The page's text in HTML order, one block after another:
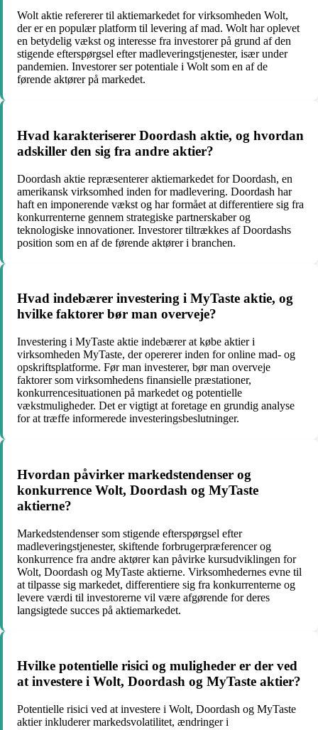
Wolt aktie refererer til aktiemarkedet for virksomheden Wolt,
der er en populær platform til levering af mad. Wolt har oplevet
en betydelig vækst og interesse fra investorer på grund af den
stigende efterspørgsel efter madleveringstjenester, især under
pandemien. Investorer ser potentiale i Wolt som en af de
førende aktører på markedet.
Hvad karakteriserer Doordash aktie, og hvordan
adskiller den sig fra andre aktier?
Doordash aktie repræsenterer aktiemarkedet for Doordash, en
amerikansk virksomhed inden for madlevering. Doordash har
haft en imponerende vækst og har formået at differentiere sig fra
konkurrenterne gennem strategiske partnerskaber og
teknologiske innovationer. Investorer tiltrækkes af Doordashs
position som en af de førende aktører i branchen.
Hvad indebærer investering i MyTaste aktie, og
hvilke faktorer bør man overveje?
Investering i MyTaste aktie indebærer at købe aktier i
virksomheden MyTaste, der opererer inden for online mad- og
opskriftsplatforme. Før man investerer, bør man overveje
faktorer som virksomhedens finansielle præstationer,
konkurrencesituationen på markedet og potentielle
vækstmuligheder. Det er vigtigt at foretage en grundig analyse
for at træffe informerede investeringsbeslutninger.
Hvordan påvirker markedstendenser og
konkurrence Wolt, Doordash og MyTaste
aktierne?
Markedstendenser som stigende efterspørgsel efter
madleveringstjenester, skiftende forbrugerpræferencer og
konkurrence fra andre aktører kan påvirke kursudviklingen for
Wolt, Doordash og MyTaste aktierne. Virksomhedernes evne til
at tilpasse sig markedet, differentiere sig fra konkurrenterne og
levere værdi til investorerne vil være afgørende for deres
langsigtede succes på aktiemarkedet.
Hvilke potentielle risici og muligheder er der ved
at investere i Wolt, Doordash og MyTaste aktier?
Potentielle risici ved at investere i Wolt, Doordash og MyTaste
aktier inkluderer markedsvolatilitet, ændringer i